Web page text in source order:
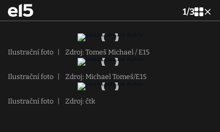
1/3
Ilustrační foto Zdroj: Tomeš Michael / E15
Ilustrační foto Zdroj: Michael Tomeš/E15
Ilustrační foto Zdroj: čtk